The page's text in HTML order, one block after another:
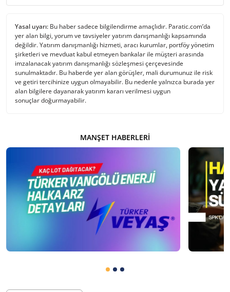
Yasal uyarı: Bu haber sadece bilgilendirme amaçlıdır. Paratic.com’da
yer alan bilgi, yorum ve tavsiyeler yatırım danışmanlığı kapsamında
değildir. Yatırım danışmanlığı hizmeti, aracı kurumlar, portföy yönetim
şirketleri ve mevduat kabul etmeyen bankalar ile müşteri arasında
imzalanacak yatırım danışmanlığı sözleşmesi çerçevesinde
sunulmaktadır. Bu haberde yer alan görüşler, mali durumunuz ile risk
ve getiri tercihinize uygun olmayabilir. Bu nedenle yalnızca burada yer
alan bilgilere dayanarak yatırım kararı verilmesi uygun
sonuçlar doğurmayabilir.
MANŞET HABERLERI